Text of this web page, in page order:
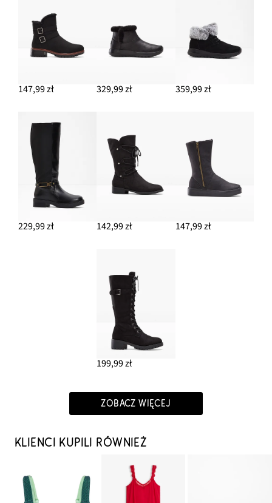
147,99 zł 329,99 zł 359,99 zł
229,99 zł 142,99 zł 147,99 zł
199,99 zł
ZOBACZ WIĘCEJ
KLIENCI KUPILI RÓWNIEŻ